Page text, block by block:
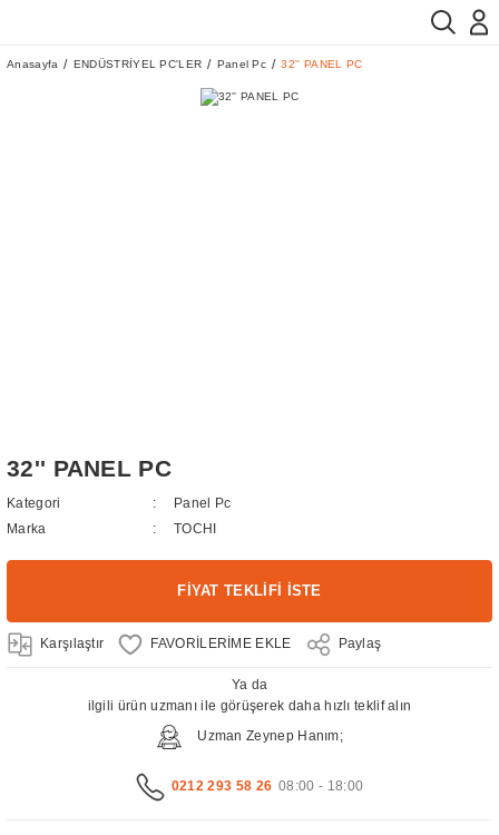
Anasayfa ENDÜSTRİYEL PC'LER Panel Pc 32'' PANEL PC
32'' PANEL PC
Kategori
Panel Pc
Marka
TOCHI
FİYAT TEKLİFİ İSTE
Karşılaştır Paylaş
Ya da
ilgili ürün uzmanı ile görüşerek daha hızlı teklif alın
Uzman Zeynep Hanım;
0212 293 58 26 08:00 - 18:00